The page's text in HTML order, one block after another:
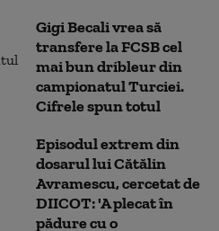
Gigi Becali vrea să
transfere la FCSB cel
mai bun dribleur din
campionatul Turciei.
Cifrele spun totul
Episodul extrem din
dosarul lui Cătălin
Avramescu, cercetat de
DIICOT: 'A plecat în
pădure cu o